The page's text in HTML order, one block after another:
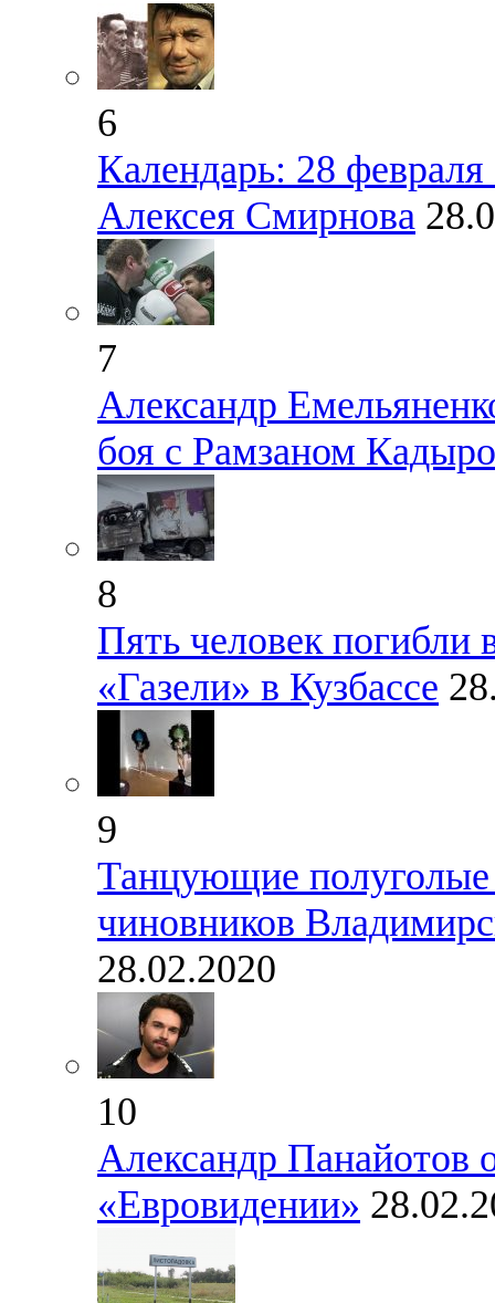
6
Календарь: 28
Алексея Смирнова
7
Александр
боя с Рамзаном
8
Пять человек
«Газели» в Кузбассе
9
Танцующие полуголые
чиновников
28.02.2020
10
Александр Панайотов
«Евровидении»